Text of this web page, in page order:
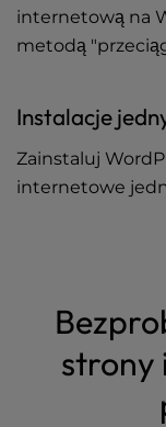
internetową na
metodą
Instalacje
Zainstaluj
internetowe
strony